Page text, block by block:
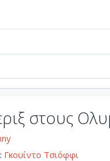
στους
Γκουίντο Τσιόφφι